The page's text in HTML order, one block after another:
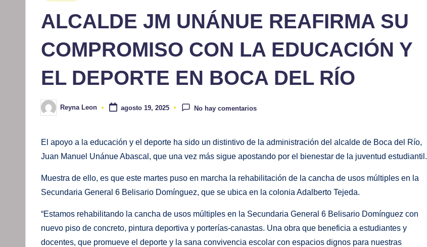
ALCALDE JM UNÁNUE REAFIRMA SU
COMPROMISO CON LA EDUCACIÓN Y
EL DEPORTE EN BOCA DEL RÍO
Publicado
por
Reyna Leon agosto 19, 2025 No hay comentarios
El apoyo a la educación y el deporte ha sido un distintivo de la administración del alcalde de Boca del Río,
Juan Manuel Unánue Abascal, que una vez más sigue apostando por el bienestar de la juventud estudiantil.
Muestra de ello, es que este martes puso en marcha la rehabilitación de la cancha de usos múltiples en la
Secundaria General 6 Belisario Domínguez, que se ubica en la colonia Adalberto Tejeda.
“Estamos rehabilitando la cancha de usos múltiples en la Secundaria General 6 Belisario Domínguez con
nuevo piso de concreto, pintura deportiva y porterías-canastas. Una obra que beneficia a estudiantes y
docentes, que promueve el deporte y la sana convivencia escolar con espacios dignos para nuestras